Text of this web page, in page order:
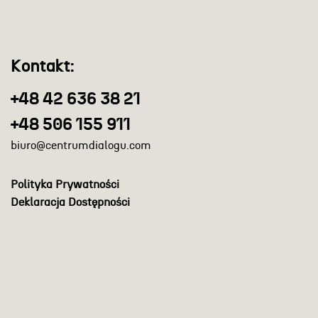
Kontakt:
+48 42 636 38 21
+48 506 155 911
biuro@centrumdialogu.com
Polityka Prywatności
Deklaracja Dostępności